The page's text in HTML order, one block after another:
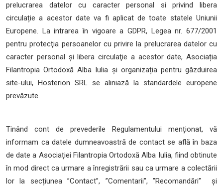
prelucrarea datelor cu caracter personal si privind libera
circulație a acestor date va fi aplicat de toate statele Uniunii
Europene. La intrarea în vigoare a GDPR, Legea nr. 677/2001
pentru protecţia persoanelor cu privire la prelucrarea datelor cu
caracter personal şi libera circulaţie a acestor date, Asociația
Filantropia Ortodoxă Alba Iulia și organizația pentru găzduirea
site-ului, Hosterion SRL se aliniază la standardele europene
prevăzute.
Tinând cont de prevederile Regulamentului menționat, vă
informam ca datele dumneavoastră de contact se află în baza
de date a Asociației Filantropia Ortodoxă Alba Iulia, fiind obtinute
în mod direct ca urmare a înregistrării sau ca urmare a colectării
lor la secțiunea ”Contact”, ”Comentarii”, ”Recomandări” și